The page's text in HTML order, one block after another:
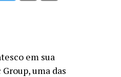
em sua
uma das